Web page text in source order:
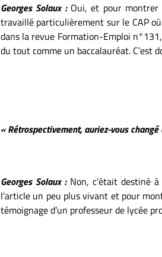
Georges Solaux : Oui, et pour montrer
travaillé particulièrement sur le CAP
dans la revue Formation-Emploi
du tout comme un baccalauréat. C’est
« Rétrospectivement, auriez-vous
Georges Solaux : Non, c’était destiné
l’article un peu plus vivant et pour
témoignage d’un professeur de lycée